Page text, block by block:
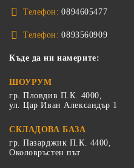
Телефон: 0894605477
Телефон: 0893560909
Къде да ни намерите:
ШОУРУМ
гр. Пловдив П.К. 4000,
ул. Цар Иван Александър 1
СКЛАДОВА БАЗА
гр. Пазарджик П.К. 4400,
Околовръстен път